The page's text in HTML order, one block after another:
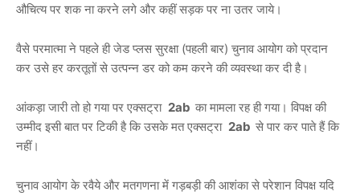
औचित्य पर शक ना करने लगे और कहीं सड़क पर ना उतर जाये।
वैसे परमात्मा ने पहले ही जेड प्लस सुरक्षा (पहली बार) चुनाव आयोग को प्रदान
कर उसे हर करतूतों से उत्पन्न डर को कम करने की व्यवस्था कर दी है।
आंकड़ा जारी तो हो गया पर एक्सट्रा 2ab का मामला रह ही गया। विपक्ष की
उम्मीद इसी बात पर टिकी है कि उसके मत एक्सट्रा 2ab से पार कर पाते हैं कि
नहीं।
चुनाव आयोग के रवैये और मतगणना में गड़बड़ी की आशंका से परेशान विपक्ष यदि